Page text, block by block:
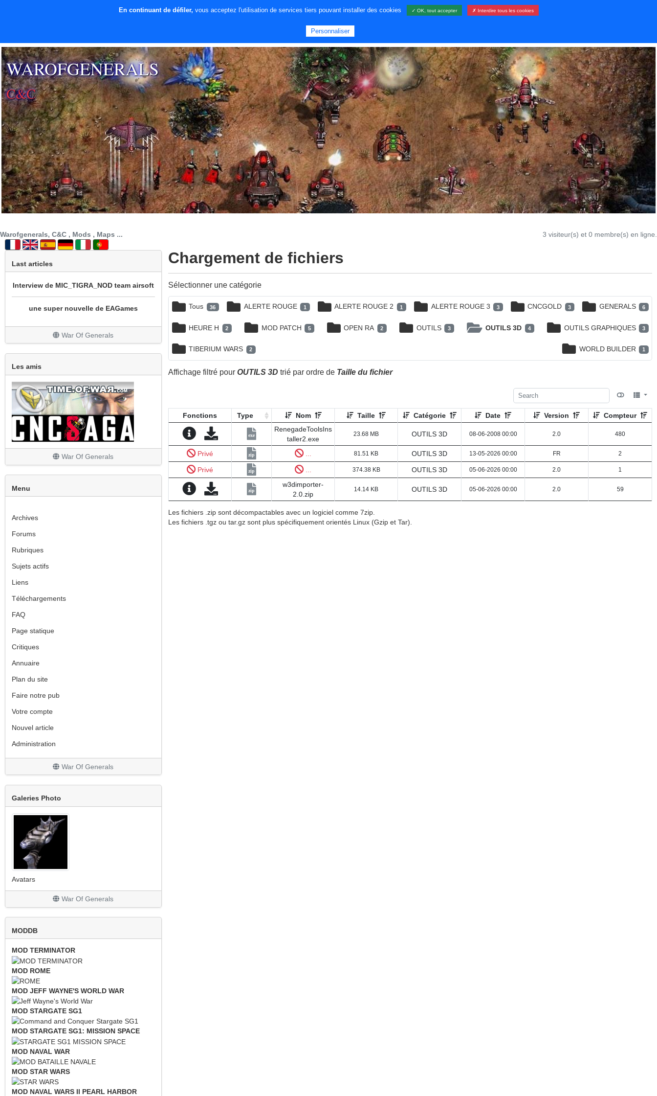
WAROFGENERALS
C&C
Warofgenerals, C&C , Mods , Maps ... 3 visiteur(s) et 0 membre(s) en ligne.
Last articles
prochainement sotie mod cnc sg1 beta 3
Interview de MIC_TIGRA_NOD team airsoft
une super nouvelle de EAGames
REPRISE DU MOD WOW
Un peu de nouveauté avec la sortie de All
Stars
Grosse mise à jour
Le site est en travaux
Les finitions
War Of Generals
Les amis
War Of Generals
Menu
Archives
Forums
Rubriques
Sujets actifs
Liens
Téléchargements
FAQ
Page statique
Critiques
Annuaire
Plan du site
Faire notre pub
Votre compte
Nouvel article
Administration
War Of Generals
Galeries Photo
Avatars
War Of Generals
MODDB
MOD TERMINATOR
MOD ROME
MOD JEFF WAYNE'S WORLD WAR
MOD STARGATE SG1
MOD STARGATE SG1: MISSION SPACE
MOD NAVAL WAR
MOD STAR WARS
MOD NAVAL WARS II PEARL HARBOR
Chargement de fichiers
Sélectionner une catégorie
Tous 36 ALERTE ROUGE 1 ALERTE ROUGE 2 1 ALERTE ROUGE 3 3 CNCGOLD 3 GENERALS 6
HEURE H 2 MOD PATCH 5 OPEN RA 2 OUTILS 3 OUTILS 3D 4 OUTILS GRAPHIQUES 3
TIBERIUM WARS 2 WORLD BUILDER 1
Affichage filtré pourOUTILS 3D trié par ordre de Taille du fichier
Fonctions Type Nom Taille Catégorie Date Version Compteur
exe
RenegadeToolsIns
taller2.exe
23.68 MB OUTILS 3D 08-06-2008 00:00 2.0 480
Privé zip 81.51 KB OUTILS 3D 13-05-2026 00:00 FR 2
Privé zip 374.38 KB OUTILS 3D 05-06-2026 00:00 2.0 1
zip
w3dimporter-
2.0.zip
14.14 KB OUTILS 3D 05-06-2026 00:00 2.0 59
Les fichiers .zip sont décompactables avec un logiciel comme 7zip.
Les fichiers .tgz ou tar.gz sont plus spécifiquement orientés Linux (Gzip et Tar).
En continuant de défiler, vous acceptez l'utilisation de services tiers pouvant installer des cookies ✓ OK, tout accepter ✗ Interdire tous les cookies
Personnaliser